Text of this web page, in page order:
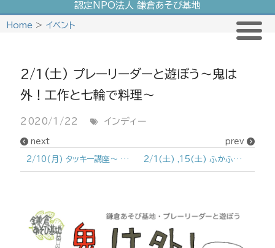
SkipHome > イベント
2/1(土) プレーリーダーと遊ぼう〜鬼は
外！工作と七輪で料理〜
2020/1/22 インディー
prev
2/1(土) ,15(土) ふかふかヨガクラス
next
2/10(月) タッキー講座〜 子どもファースト！特性を伸ばす親に〜
認定NPO法人 鎌倉あそび基地